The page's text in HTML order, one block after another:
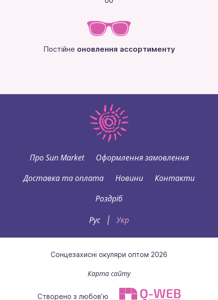
Постійне оновлення ассортименту
Про Sun Market
Оформлення замовлення
Доставка та оплата
Новини
Контакти
Роздріб
Рус
| Укр
Сонцезахисні окуляри оптом 2026
Карта сайту
Створено з любов’ю